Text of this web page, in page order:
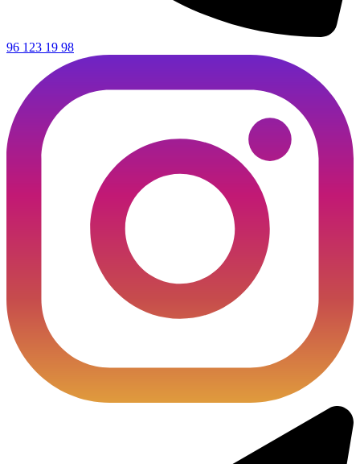
96 123 19 98